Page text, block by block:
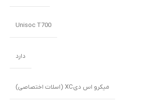
Unisoc T700
دارد
میکرو اس دیXC (اسلات اختصاصی)